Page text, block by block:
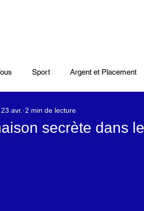
Sport Argent et Placement
Scènes
secrète dans
23 avr. 2 min de lecture